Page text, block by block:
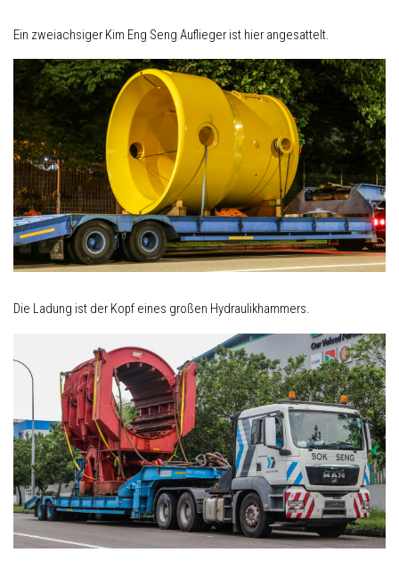
Ein zweiachsiger Kim Eng Seng Auflieger ist hier angesattelt.
Die Ladung ist der Kopf eines großen Hydraulikhammers.